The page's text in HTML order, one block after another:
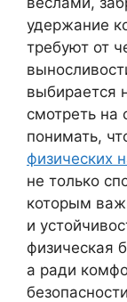
удержание
требуют от
выбирается
смотреть на
понимать,
физических
не только
которым
и
физическая
а ради